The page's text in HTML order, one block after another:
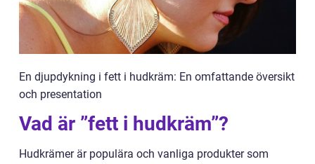
En djupdykning i fett i hudkräm: En omfattande översikt
och presentation
Vad är ”fett i hudkräm”?
Hudkrämer är populära och vanliga produkter som